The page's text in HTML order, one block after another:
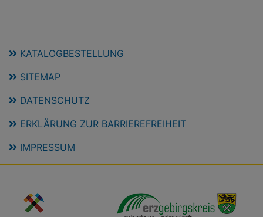
KATALOGBESTELLUNG
SITEMAP
DATENSCHUTZ
ERKLÄRUNG ZUR BARRIEREFREIHEIT
IMPRESSUM